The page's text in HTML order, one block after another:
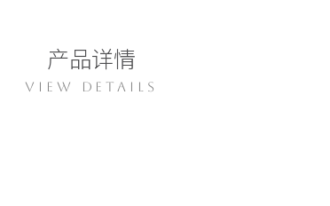
产品详情
VIEW DETAILS